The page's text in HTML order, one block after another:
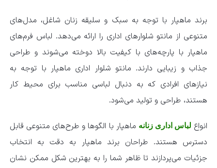
برند ماهپار با توجه به سبک و سلیقه زنان شاغل، مدل‌های
متنوعی از مانتو شلوارهای اداری را ارائه می‌دهد. لباس فرم‌های
ماهپار با پارچه‌های با کیفیت بالا دوخته می‌شوند و طراحی
جذاب و زیبایی دارند. مانتو شلوار اداری ماهپار با توجه به
نیازهای افرادی که به دنبال لباسی مناسب برای محیط کار
هستند، طراحی و تولید می‌شود.
انواع لباس اداری زنانه ماهپار با الگوها و طرح‌های متنوعی قابل
دسترس هستند. طراحان برند ماهپار به دقت به انتخاب
جزئیات می‌پردازند تا ظاهر شما را به بهترین شکل ممکن نشان